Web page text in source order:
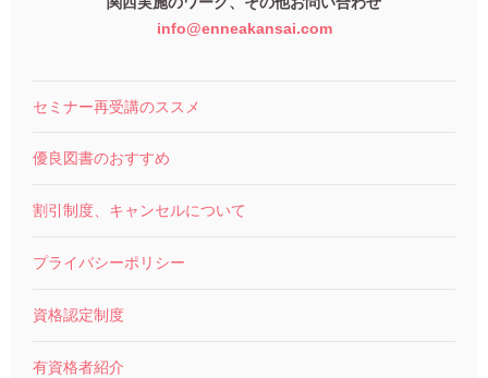
info@enneakansai.com
セミナー再受講のススメ
優良図書のおすすめ
割引制度、キャンセルについて
プライバシーポリシー
資格認定制度
有資格者紹介